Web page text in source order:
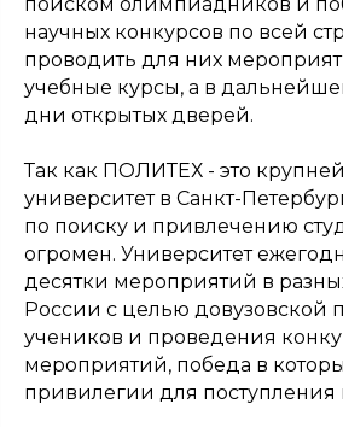
научных конкурсов по всей
проводить для них
учебные курсы, а в
дни открытых дверей.
Так как ПОЛИТЕХ - это
университет в Санкт-
по поиску и привлечению
огромен. Университет
десятки мероприятий в
России с целью довузовской
учеников и проведения
мероприятий, победа в
привилегии для поступления